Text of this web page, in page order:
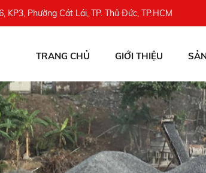
KP3, Phường Cát Lái, TP. Thủ Đức, TP.HCM
TRANG CHỦ GIỚI THIỆU